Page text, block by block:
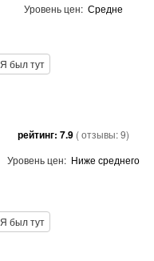
Уровень цен: Средне
Я был тут
рейтинг: 7.9 ( отзывы:9)
Уровень цен: Ниже среднего
Я был тут